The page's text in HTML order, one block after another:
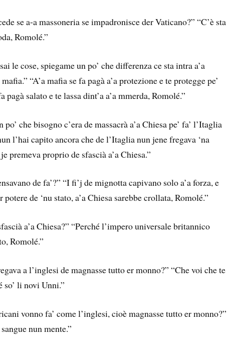
se a-a massoneria se impadronisce der Vaticano?” “C’è sta
Romolé.”
le cose, spiegame un po’ che differenza ce sta intra a’a
“A’a mafia se fa pagà a’a protezione e te protegge pe’
pagà salato e te lassa dint’a a’a mmerda, Romolé.”
che bisogno c’era de massacrà a’a Chiesa pe’ fa’ l’Itaglia
l’hai capito ancora che de l’Itaglia nun jene fregava ‘na
premeva proprio de sfascià a’a Chiesa.”
de fa’?” “I fi’j de mignotta capivano solo a’a forza, e
potere de ‘nu stato, a’a Chiesa sarebbe crollata, Romolé.”
a’a Chiesa?” “Perché l’impero universale britannico
Romolé.”
a l’inglesi de magnasse tutto er monno?” “Che voi che te
so’ li novi Unni.”
vonno fa’ come l’inglesi, cioè magnasse tutto er monno?”
nun mente.”